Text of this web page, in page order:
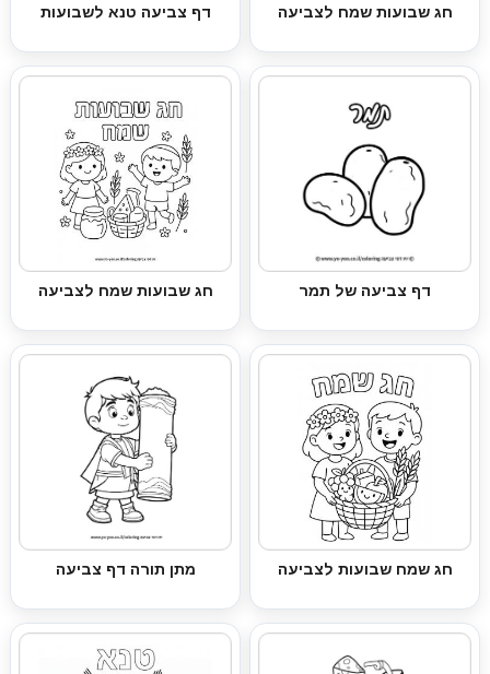
חג שבועות שמח לצביעה דף צביעה טנא לשבועות
דף צביעה של תמר חג שבועות שמח לצביעה
חג שמח שבועות לצביעה מתן תורה דף צביעה